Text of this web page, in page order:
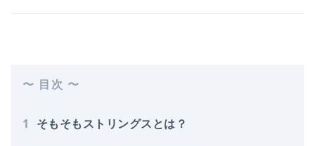
〜 目次 〜
1 そもそもストリングスとは？